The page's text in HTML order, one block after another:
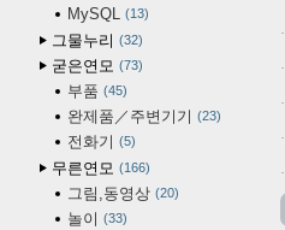
MySQL 13
그물누리 32
굳은연모 73
부품 45
완제품／주변기기 23
전화기 5
무른연모 166
그림,동영상 20
놀이 33